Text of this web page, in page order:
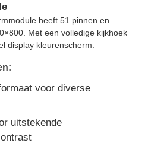
heeft 51 pinnen en
Met een volledige kijkhoek
display kleurenscherm.
voor diverse
uitstekende